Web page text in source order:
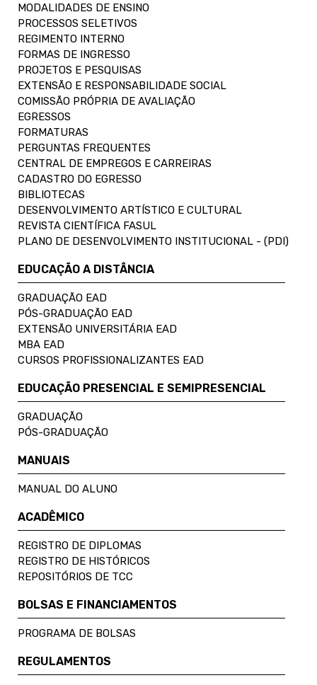
MODALIDADES DE ENSINO
PROCESSOS SELETIVOS
REGIMENTO INTERNO
FORMAS DE INGRESSO
PROJETOS E PESQUISAS
EXTENSÃO E RESPONSABILIDADE SOCIAL
COMISSÃO PRÓPRIA DE AVALIAÇÃO
EGRESSOS
FORMATURAS
PERGUNTAS FREQUENTES
CENTRAL DE EMPREGOS E CARREIRAS
CADASTRO DO EGRESSO
BIBLIOTECAS
DESENVOLVIMENTO ARTÍSTICO E CULTURAL
REVISTA CIENTÍFICA FASUL
PLANO DE DESENVOLVIMENTO INSTITUCIONAL - (PDI)
EDUCAÇÃO A DISTÂNCIA
GRADUAÇÃO EAD
PÓS-GRADUAÇÃO EAD
EXTENSÃO UNIVERSITÁRIA EAD
MBA EAD
CURSOS PROFISSIONALIZANTES EAD
EDUCAÇÃO PRESENCIAL E SEMIPRESENCIAL
GRADUAÇÃO
PÓS-GRADUAÇÃO
MANUAIS
MANUAL DO ALUNO
ACADÊMICO
REGISTRO DE DIPLOMAS
REGISTRO DE HISTÓRICOS
REPOSITÓRIOS DE TCC
BOLSAS E FINANCIAMENTOS
PROGRAMA DE BOLSAS
REGULAMENTOS